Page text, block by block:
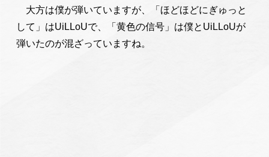
大方は僕が弾いていますが、「ほどほどにぎゅっと
して」はUiLLoUで、「黄色の信号」は僕とUiLLoUが
弾いたのが混ざっていますね。